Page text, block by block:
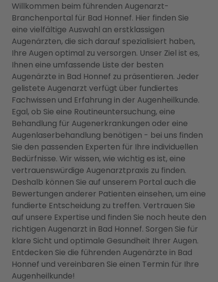
Willkommen beim führenden Augenarzt-
Branchenportal für Bad Honnef. Hier finden Sie
eine vielfältige Auswahl an erstklassigen
Augenärzten, die sich darauf spezialisiert haben,
Ihre Augen optimal zu versorgen. Unser Ziel ist es,
Ihnen eine umfassende Liste der besten
Augenärzte in Bad Honnef zu präsentieren. Jeder
gelistete Augenarzt verfügt über fundiertes
Fachwissen und Erfahrung in der Augenheilkunde.
Egal, ob Sie eine Routineuntersuchung, eine
Behandlung für Augenerkrankungen oder eine
Augenlaserbehandlung benötigen - bei uns finden
Sie den passenden Experten für Ihre individuellen
Bedürfnisse. Wir wissen, wie wichtig es ist, eine
vertrauenswürdige Augenarztpraxis zu finden.
Deshalb können Sie auf unserem Portal auch die
Bewertungen anderer Patienten einsehen, um eine
fundierte Entscheidung zu treffen. Vertrauen Sie
auf unsere Expertise und finden Sie noch heute den
richtigen Augenarzt in Bad Honnef. Sorgen Sie für
klare Sicht und optimale Gesundheit Ihrer Augen.
Entdecken Sie die führenden Augenärzte in Bad
Honnef und vereinbaren Sie einen Termin für Ihre
Augenheilkunde!